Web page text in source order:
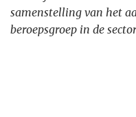
samenstelling van het
beroepsgroep in de